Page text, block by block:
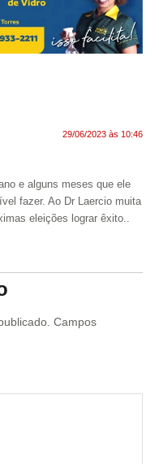
29/06/2023 às 10:46
e alguns meses que ele
fazer. Ao Dr Laercio muita
eleições lograr êxito..
Campos